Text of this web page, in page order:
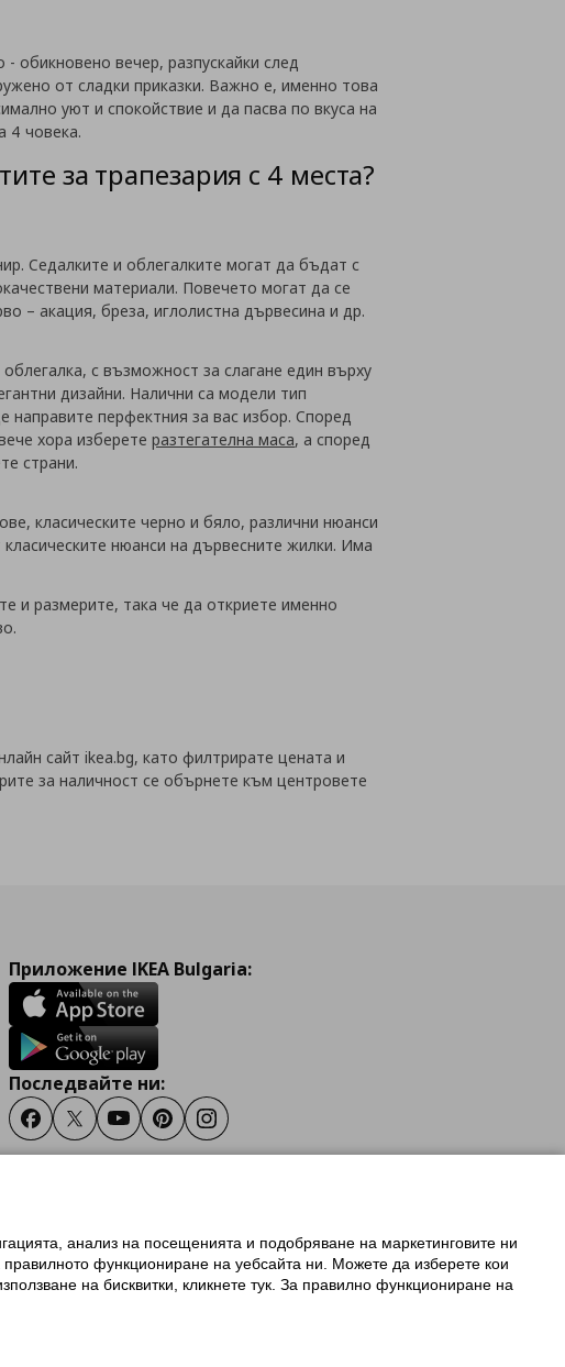
обикновено вечер, разпускайки след
от сладки приказки. Важно е, именно това
уют и спокойствие и да пасва по вкуса на
4 човека.
за трапезария с 4 места?
Седалките и облегалките могат да бъдат с
материали. Повечето могат да се
– акация, бреза, иглолистна дървесина и др.
с възможност за слагане един върху
дизайни. Налични са модели тип
направите перфектния за вас избор.Според
хора изберетеразтегателна маса, а според
страни.
класическите черно и бяло, различни нюанси
нюанси на дървесните жилки. Има
и размерите, така че да откриете именно
сайт ikea.bg, като филтрирате цената и
за наличност се обърнете към центровете
Приложение IKEA Bulgaria:
Последвайте ни:
FacebookTwitterYoutubePinterestInstagram
за ползване на ikea.bg
програма IKEA Family
анализ на посещенията и подобряване на маркетинговите ни
функциониране на уебсайта ни. Можете да изберете кои
на бисквитки, кликнете тук. За правилно функциониране на